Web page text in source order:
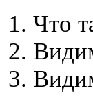
Что